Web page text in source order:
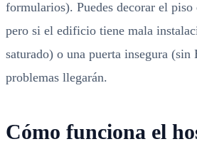
formularios). Puedes decorar el
pero si el edificio tiene mala
saturado) o una puerta insegura (sin
problemas llegarán.
Cómo funciona el